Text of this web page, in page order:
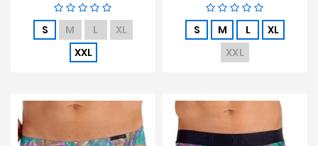
S M L
XL
XXL
S M L
XL
XXL